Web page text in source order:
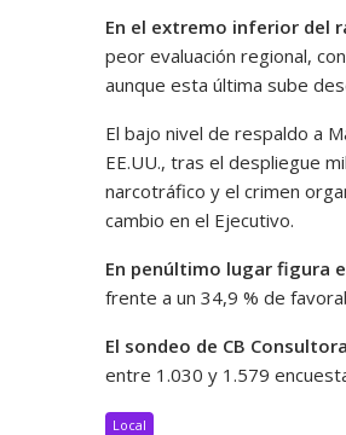
En el extremo inferior del
peor evaluación regional,
aunque esta última sube
El bajo nivel de respaldo a
EE.UU., tras el despliegue
narcotráfico y el crimen
cambio en el Ejecutivo.
En penúltimo lugar figura
frente a un 34,9 % de
El sondeo de CB
entre 1.030 y 1.579
Local